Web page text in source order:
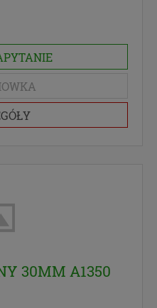
30MM A1350